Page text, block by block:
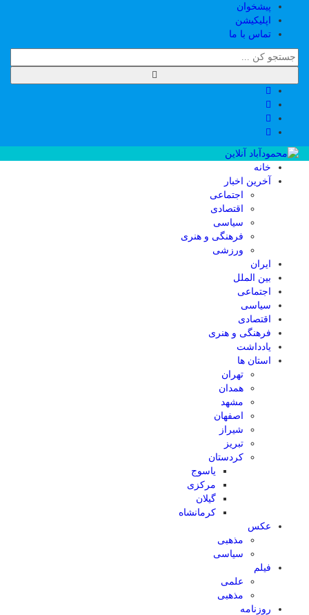
پیشخوان
اپلیکیشن
تماس با ما
خانه
آخرین اخبار
اجتماعی
اقتصادی
سیاسی
فرهنگی و هنری
ورزشی
ایران
بین الملل
اجتماعی
سیاسی
اقتصادی
فرهنگی و هنری
یادداشت
استان ها
تهران
همدان
مشهد
اصفهان
شیراز
تبریز
کردستان
یاسوج
مرکزی
گیلان
کرمانشاه
عکس
مذهبی
سیاسی
فیلم
علمی
مذهبی
روزنامه